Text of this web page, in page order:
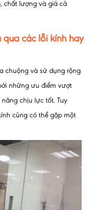
chất lượng và giá cả
qua các lỗi kính hay
chuộng và sử dụng rộng
những ưu điểm vượt
chịu lực tốt. Tuy
cũng có thể gặp một